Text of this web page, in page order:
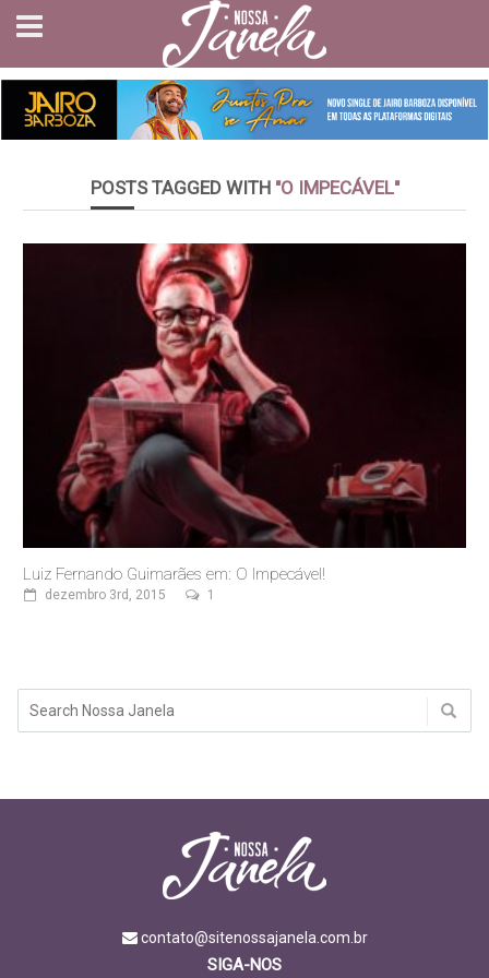
POSTS TAGGED WITH "O IMPECÁVEL"
Luiz Fernando Guimarães em: O Impecável!
dezembro 3rd, 2015 1
contato@sitenossajanela.com.br
SIGA-NOS